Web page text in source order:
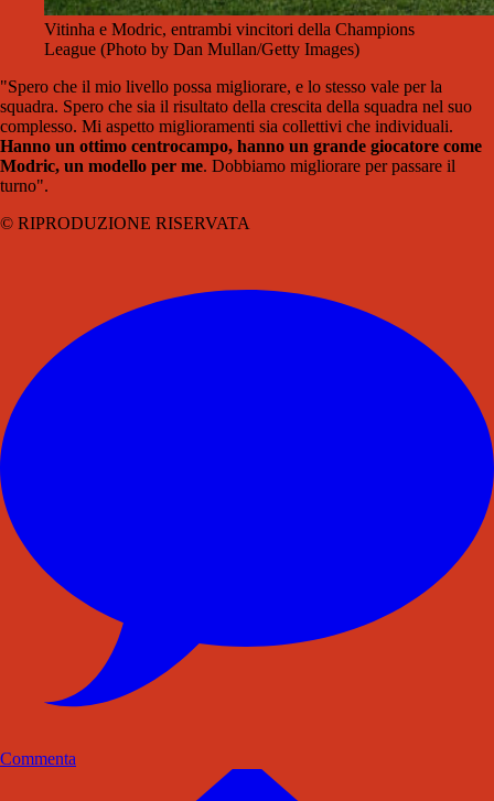
Vitinha e Modric, entrambi vincitori della Champions
League (Photo by Dan Mullan/Getty Images)
"Spero che il mio livello possa migliorare, e lo stesso vale per la
squadra. Spero che sia il risultato della crescita della squadra nel suo
complesso. Mi aspetto miglioramenti sia collettivi che individuali.
Hanno un ottimo centrocampo, hanno un grande giocatore come
Modric, un modello per me. Dobbiamo migliorare per passare il
turno".
© RIPRODUZIONE RISERVATA
Commenta